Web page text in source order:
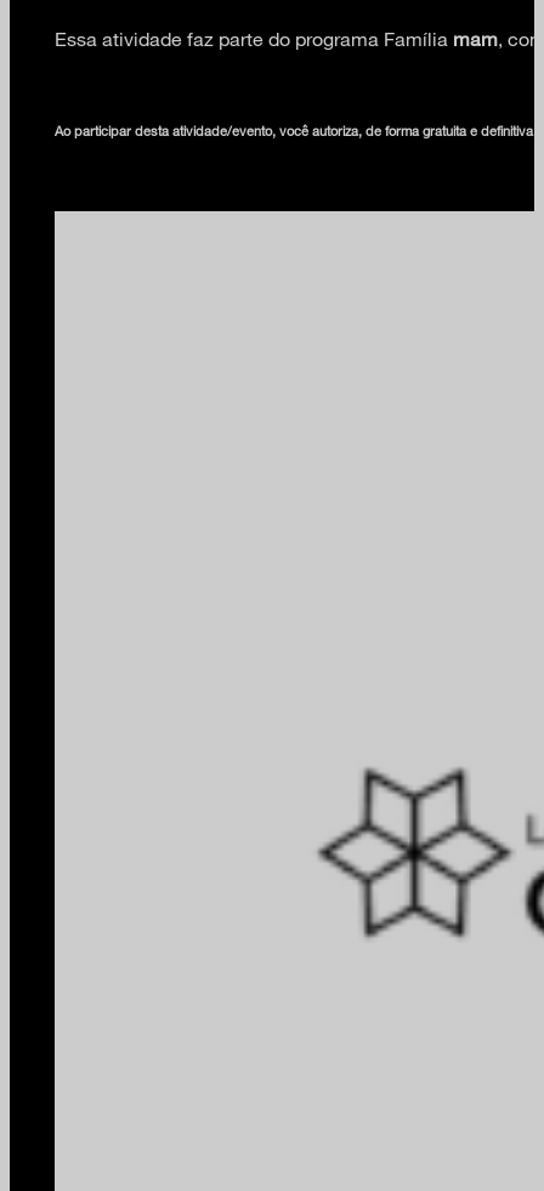
Essa atividade faz parte do programa Família mam ,
Ao participar desta atividade/evento, você autoriza, de forma gratuita e